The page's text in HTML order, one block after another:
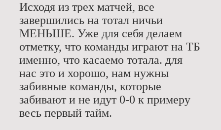
Исходя из трех матчей, все
завершились на тотал ничьи
МЕНЬШЕ. Уже для себя делаем
отметку, что команды играют на ТБ
именно, что касаемо тотала. для
нас это и хорошо, нам нужны
забивные команды, которые
забивают и не идут 0-0 к примеру
весь первый тайм.